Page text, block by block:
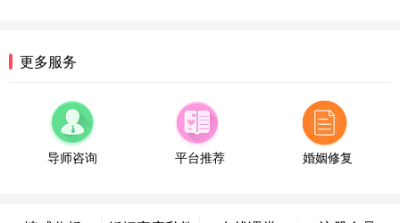
福建-厦门 159****4462
53分钟前
微信用户 凌乱小羊 通过此页面咨询，已获得专属情
更多服务
导师咨询 平台推荐 婚姻修复